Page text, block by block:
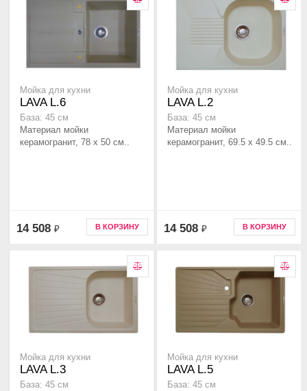
Мойка для кухни
LAVA L.6
База: 45 см
Материал мойки
керамогранит, 78 x 50 см..
14 508 ₽ В КОРЗИНУ
Мойка для кухни
LAVA L.2
База: 45 см
Материал мойки
керамогранит, 69.5 x 49.5 см..
14 508 ₽ В КОРЗИНУ
Мойка для кухни
LAVA L.3
База: 45 см
Мойка для кухни
LAVA L.5
База: 45 см